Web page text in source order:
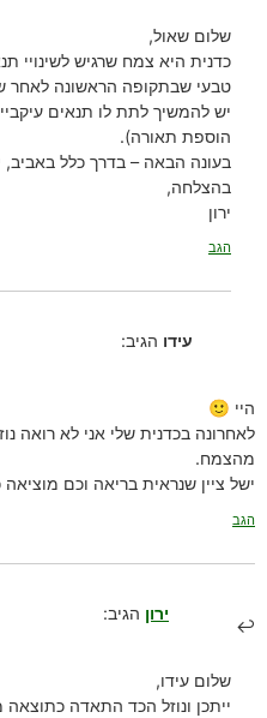
שלום שאול,
כדנית היא צמח שרגיש לשינויי
טבעי שבתקופה הראשונה לאחר
יש להמשיך לתת לו תנאים
הוספת תאורה).
בעונה הבאה – בדרך כלל
בהצלחה,
ירון
הגב
עידו הגיב:
היי 🙂
לאחרונה בכדנית שלי אני לא רואה
מהצמח.
ישל ציין שנראית בריאה וכם
הגב
ירון הגיב:
שלום עידו,
ייתכן ונוזל הכד התאדה כתוצאה